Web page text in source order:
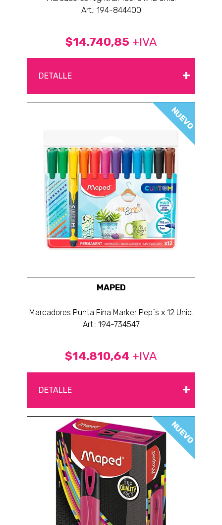
Art.: 194-844400
$14.740,85 +IVA
DETALLE +
NUEVO
MAPED
Marcadores Punta Fina Marker Pep´s x 12 Unid.
Art.: 194-734547
$14.810,64 +IVA
DETALLE +
NUEVO